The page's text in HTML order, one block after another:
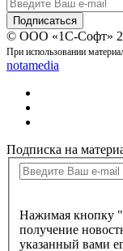
© ООО «1С-Софт»
При использовании
notamedia
Подписка на
Нажимая кнопку
получение
указанный вами